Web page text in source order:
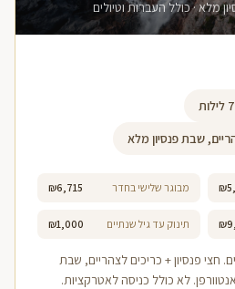
מלא · כולל העברות וטיולים
7 לילות
שבת פנסיון מלא
מבוגר שלישי בחדר ₪6,715
תינוק עד גיל שנתיים ₪1,000
חצי פנסיון + כריכים לצהריים, שבת
לא כולל כניסה לאטרקציות.